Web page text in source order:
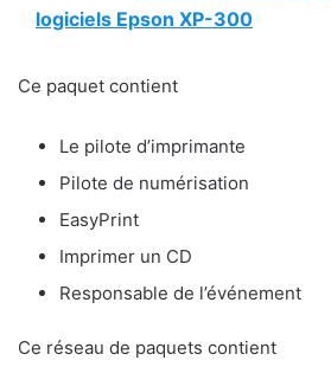
logiciels Epson XP-300
Ce paquet contient
Le pilote d’imprimante
Pilote de numérisation
EasyPrint
Imprimer un CD
Responsable de l’événement
Ce réseau de paquets contient